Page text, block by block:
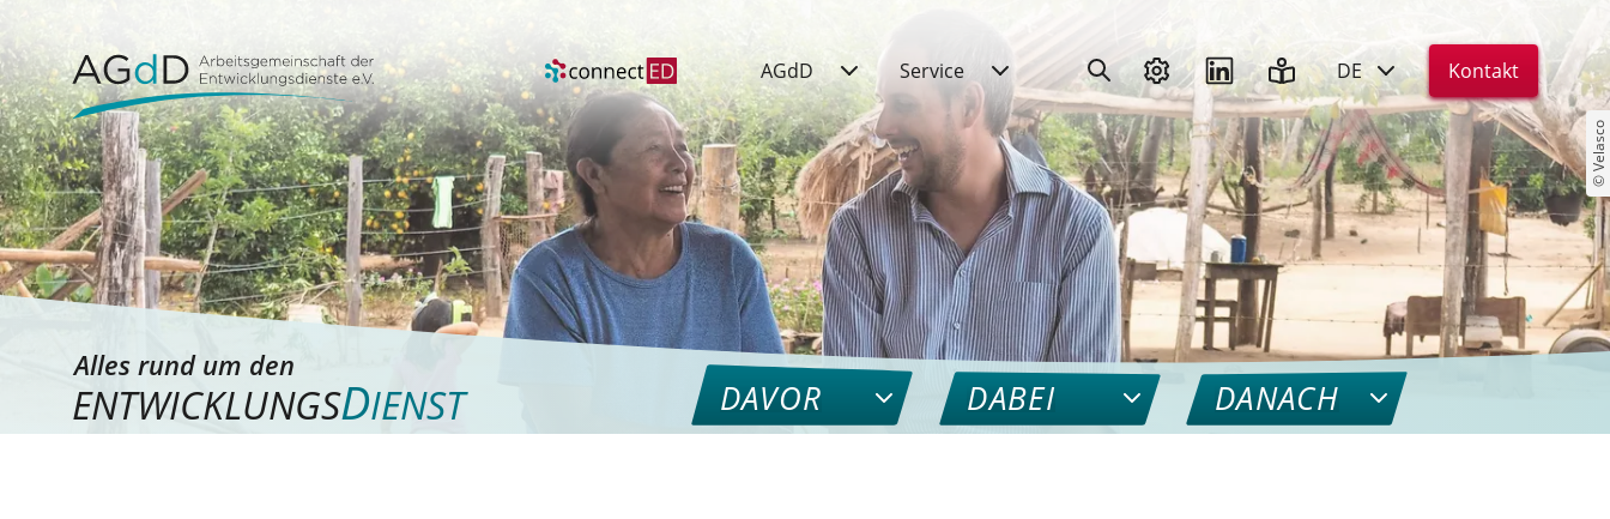
AGdD Service DE Kontakt
© Velasco
Alles rund um den
ENTWICKLUNGSDIENST DAVOR DABEI DANACH